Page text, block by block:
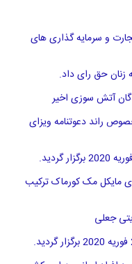
و سرمایه گذاری های
زنان حق رای داد.
آتش سوزی اخیر
راند دعوتنامه ویزای
مایکل مک کورماک ترکیب
جعلی